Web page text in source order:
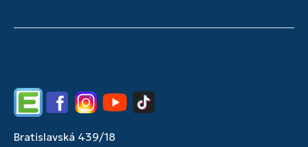
EdupageFacebookInstagramYouTubeTikTok
Bratislavská 439/18